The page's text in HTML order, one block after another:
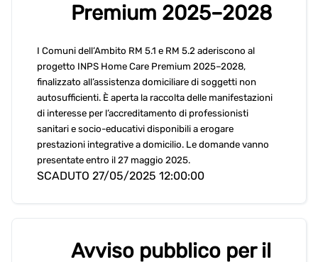
Premium 2025–2028
I Comuni dell’Ambito RM 5.1 e RM 5.2 aderiscono al
progetto INPS Home Care Premium 2025–2028,
finalizzato all’assistenza domiciliare di soggetti non
autosufficienti. È aperta la raccolta delle manifestazioni
di interesse per l’accreditamento di professionisti
sanitari e socio-educativi disponibili a erogare
prestazioni integrative a domicilio. Le domande vanno
presentate entro il 27 maggio 2025.
SCADUTO 27/05/2025 12:00:00
Avviso pubblico per il